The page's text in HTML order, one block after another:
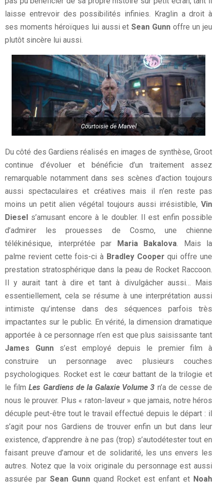
laisse entrevoir des possibilités infinies. Kraglin a droit à
ses moments héroïques lui aussi etSean Gunn offre un jeu
plutôt sincère lui aussi.
Courtoisie de Marvel
Du côté des Gardiens réalisés en images de synthèse, Groot
continue d’évoluer et bénéficie d’un traitement assez
remarquable notamment dans ses scènes d’action toujours
aussi spectaculaires et créatives mais il n’en reste pas
moins un petit alien végétal toujours aussi irrésistible, Vin
Diesel s’amusant encore à le doubler. Il est enfin possible
d’admirer les prouesses de Cosmo, une chienne
télékinésique, interprétée par Maria Bakalova. Mais la
palme revient cette fois-ci à Bradley Cooper qui offre une
prestation stratosphérique dans la peau de Rocket Raccoon.
Il y aurait tant à dire et tant à divulgâcher aussi… Mais
essentiellement, cela se résume à une interprétation aussi
intimiste qu’intense dans des séquences parfois très
impactantes sur le public. En vérité, la dimension dramatique
apportée à ce personnage n’en est que plus saisissante tant
James Gunns’est employé depuis le premier film à
construire un personnage avec plusieurs couches
psychologiques. Rocket est le cœur battant de la trilogie et
le filmLes Gardiens de la Galaxie Volume 3 n’a de cesse de
nous le prouver. Plus « raton-laveur » que jamais, notre héros
décuple peut-être tout le travail effectué depuis le départ : il
s’agit pour nos Gardiens de trouver enfin un but dans leur
existence, d’apprendre à ne pas (trop) s’autodétester tout en
faisant preuve d’amour et de solidarité, les uns envers les
autres. Notez que la voix originale du personnage est aussi
assurée parSean Gunnquand Rocket est enfant et Noah